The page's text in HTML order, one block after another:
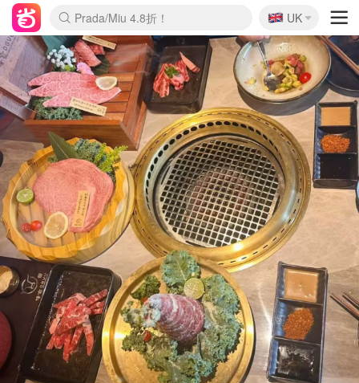
麦卢卡蜂蜜夏促！个位数！
Prada/Miu 4.8折！
啥？必胜客披萨5折！
🇬🇧
UK